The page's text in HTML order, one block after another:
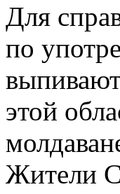
Для
по
этой
Жители